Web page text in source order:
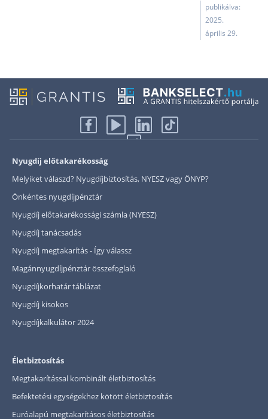
publikálva:
2025.
április 29.
Nyugdíj előtakarékosság
Melyiket válaszd? Nyugdíjbiztosítás, NYESZ vagy ÖNYP?
Önkéntes nyugdíjpénztár
Nyugdíj előtakarékossági számla (NYESZ)
Nyugdíj tanácsadás
Nyugdíj megtakarítás - Így válassz
Magánnyugdíjpénztár összefoglaló
Nyugdíjkorhatár táblázat
Nyugdíj kisokos
Nyugdíjkalkulátor 2024
Életbiztosítás
Megtakarítással kombinált életbiztosítás
Befektetési egységekhez kötött életbiztosítás
Euróalapú megtakarításos életbiztosítás